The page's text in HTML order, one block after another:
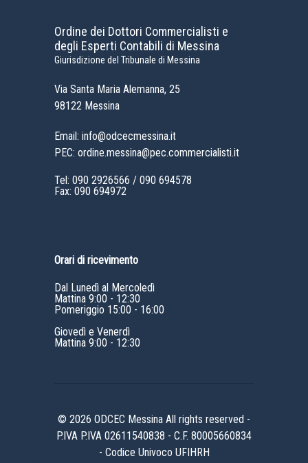
Ordine dei Dottori Commercialisti e
degli Esperti Contabili di Messina
Giurisdizione del Tribunale di Messina
Via Santa Maria Alemanna, 25
98122 Messina
Email: info@odcecmessina.it
PEC: ordine.messina@pec.commercialisti.it
Tel: 090 2926566 / 090 694578
Fax: 090 694972
Orari di ricevimento
Dal Lunedì al Mercoledì
Mattina 9:00 - 12:30
Pomeriggio 15:00 - 16:00
Giovedì e Venerdì
Mattina 9:00 - 12:30
© 2026 ODCEC Messina All rights reserved -
P.IVA P.IVA 02611540838 - C.F. 80005660834
- Codice Univoco UFIHRH